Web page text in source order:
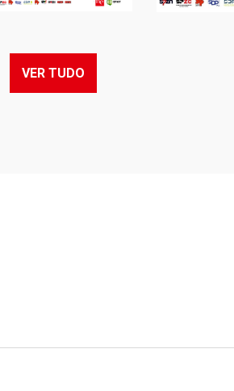
VER TUDO